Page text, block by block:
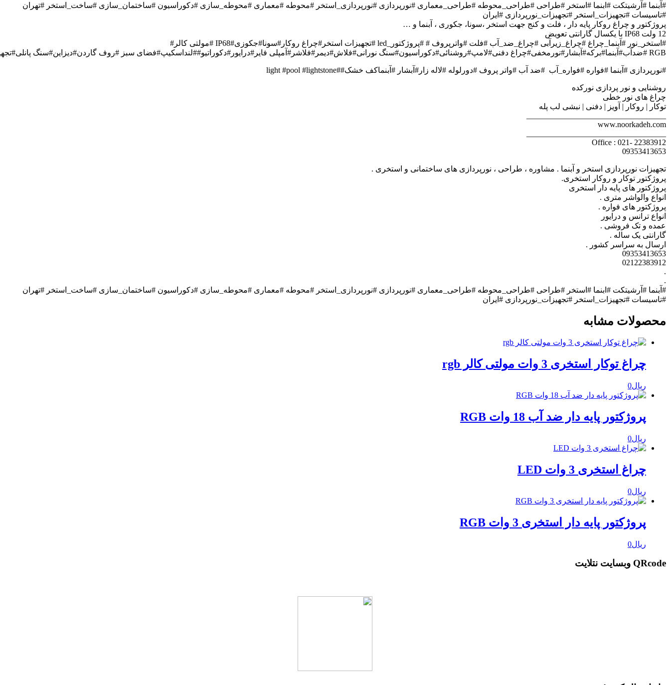
#آبنما #آرشیتکت #ابنما #استخر #طراحی #طراحی_محوطه #طراحی_معماری #نورپردازی #نورپردازی_استخر #محوطه #معماری #محوطه_سازی #دکوراسیون #ساختمان_سازی #ساخت_استخر #تهران
#تاسیسات #تجهیزات_استخر #تجهیزات_نورپردازی #ایران
پروژکتور و چراغ روکار پایه دار ، فلت و کنج جهت استخر ،سونا، جکوری ، آبنما و …
12 ولت IP68 با یکسال گارانتی تعویض
#استخر_نور #آبنما_چراغ #چراغ_زیرآبی #چراغ_ضد_آب #فلت #واترپروف #
#پروژکتور_led #تجهیزات استخر#چراغ روکار#سونا#جکوزیIP68# #مولتی کالر#
RGB #ضدآب#آبنما#برکه#آبشار#نورمخفی#چراغ دفنی#لامپ#روشنائی#دکوراسیون#سنگ نورانی#فلاش#دیمر#فلاشر#آمپلی فایر#درایور#دکوراتیو##لنداسکیپ#فضای سبز #روف گاردن#دیزاین#سنگ پانلی#تجهیزات جکوزی#فیبرنوری##لاله زارنو#
#نورپردازی #آبنما #فواره #فواره_آب #ضد آب #واتر پروف #دورلوله #لاله زار#آبشار #آبنماکف خشک##light #pool #lightstone
روشنايى و نور پردازى نورکده
چراغ هاى نور خطى
توكار | روكار | آويز | دفنى | نبشى لب پله
www.noorkadeh.com
Office : 021- 22383912
09353413653
تجهیزات نورپردازی استخر و آبنما . مشاوره ، طراحی ، نورپردازی های ساختمانی و استخری .
پروژکتور توکار و روکار استخری.
پروژکتور های پایه دار استخری
انواع والواشر متری .
پروژکتور های فواره .
انواع ترانس و درایور
عمده و تک فروشی .
گارانتی یک ساله .
ارسال به سراسر کشور .
09353413653
02122383912
.
.
#آبنما #آرشیتکت #ابنما #استخر #طراحی #طراحی_محوطه #طراحی_معماری #نورپردازی #نورپردازی_استخر #محوطه #معماری #محوطه_سازی #دکوراسیون #ساختمان_سازی #ساخت_استخر #تهران
#تاسیسات #تجهیزات_استخر #تجهیزات_نورپردازی #ایران
محصولات مشابه
چراغ توکار استخری 3 وات مولتی کالر rgb
ریال0
پروژکتور پایه دار ضد آب 18 وات RGB
ریال0
چراغ استخری 3 وات LED
ریال0
پروژکتور پایه دار استخری 3 وات RGB
ریال0
QRcode وبسایت نتلایت